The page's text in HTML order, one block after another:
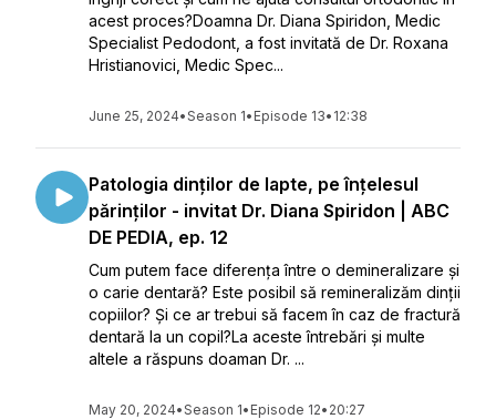
acest proces?Doamna Dr. Diana Spiridon, Medic
Specialist Pedodont, a fost invitată de Dr. Roxana
Hristianovici, Medic Spec...
June 25, 2024•Season 1• Episode 13• 12:38
Patologia dinților de lapte, pe înțelesul
părinților - invitat Dr. Diana Spiridon | ABC
DE PEDIA, ep. 12
Cum putem face diferența între o demineralizare și
o carie dentară? Este posibil să remineralizăm dinții
copiilor? Și ce ar trebui să facem în caz de fractură
dentară la un copil?La aceste întrebări și multe
altele a răspuns doaman Dr. ...
May 20, 2024•Season 1• Episode 12• 20:27